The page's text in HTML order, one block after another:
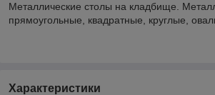
Металлические столы на кладбище.
прямоугольные, квадратные, круглые,
Характеристики